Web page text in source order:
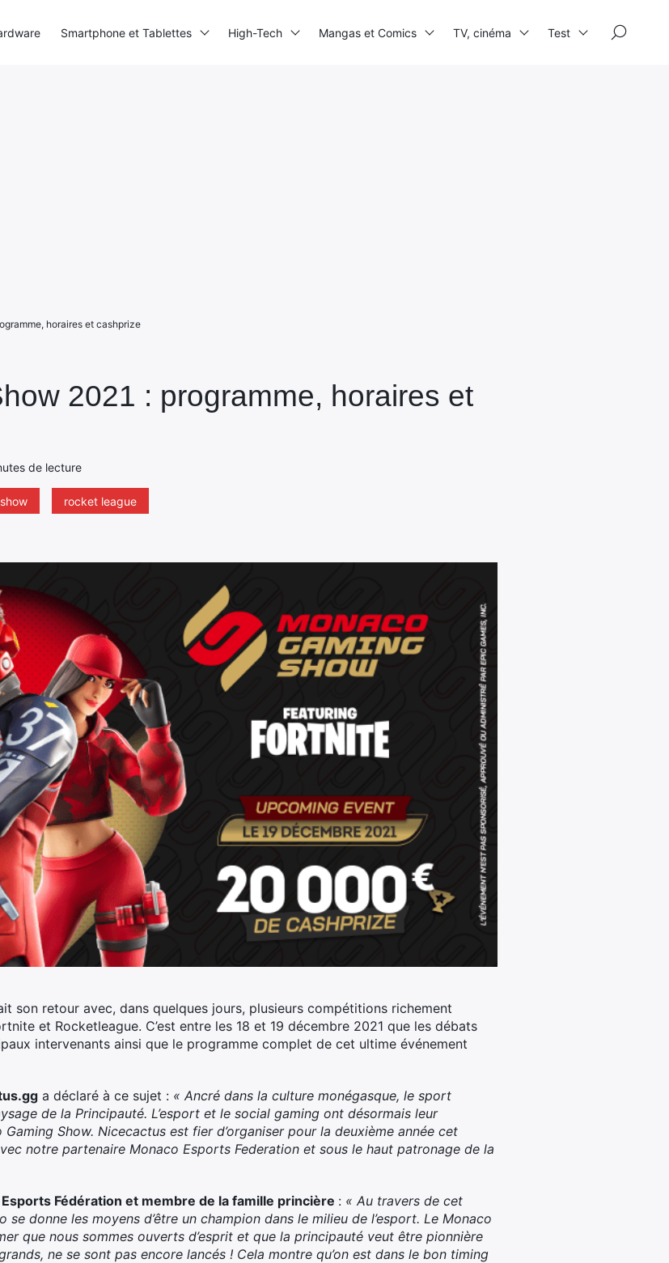
2021 : programme, horaires et
de lecture
rocket league
horaires et cashprize
son retour avec, dans quelques jours, plusieurs compétitions richement
et Rocketleague. C’est entre les 18 et 19 décembre 2021 que les débats
intervenants ainsi que le programme complet de cet ultime événement
a déclaré à ce sujet : « Ancré dans la culture monégasque, le sport
de la Principauté. L’esport et le social gaming ont désormais leur
Show. Nicecactus est fier d’organiser pour la deuxième année cet
notre partenaire Monaco Esports Federation et sous le haut patronage de la
Fédération et membre de la famille princière : « Au travers de cet
donne les moyens d’être un champion dans le milieu de l’esport. Le Monaco
que nous sommes ouverts d’esprit et que la principauté veut être pionnière
ne se sont pas encore lancés ! Cela montre qu’on est dans le bon timing
Smartphone et Tablettes High-Tech Mangas et Comics TV, cinéma Test